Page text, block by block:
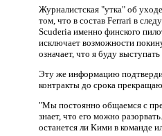
Журналистская "утка" об
том, что в состав Ferrari в
Scuderia именно финского
исключает возможности
означает, что я буду
Эту же информацию
контракты до срока
"Мы постоянно общаемся с
знает, что его можно
останется ли Кими в команде